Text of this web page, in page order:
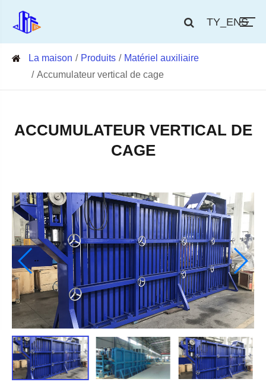
TY_ENS
La maison Produits
Matériel auxiliaire
Accumulateur vertical de cage
ACCUMULATEUR VERTICAL DE
CAGE